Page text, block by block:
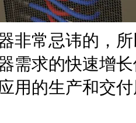
非常忌讳的，
需求的快速增
用的生产和交